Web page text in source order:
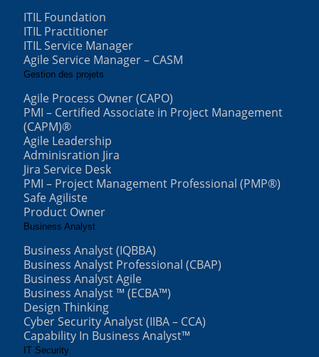
ITIL Foundation
ITIL Practitioner
ITIL Service Manager
Agile Service Manager – CASM
Gestion des projets
Agile Process Owner (CAPO)
PMI – Certified Associate in Project Management
(CAPM)®
Agile Leadership
Adminisration Jira
Jira Service Desk
PMI – Project Management Professional (PMP®)
Safe Agiliste
Product Owner
Business Analyst
Business Analyst (IQBBA)
Business Analyst Professional (CBAP)
Business Analyst Agile
Business Analyst ™ (ECBA™)
Design Thinking
Cyber Security Analyst (IIBA – CCA)
Capability In Business Analyst™
IT Security